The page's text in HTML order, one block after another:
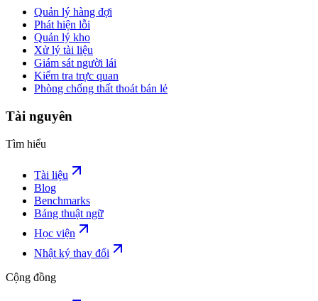
Quản lý hàng đợi
Phát hiện lỗi
Quản lý kho
Xử lý tài liệu
Giám sát người lái
Kiểm tra trực quan
Phòng chống thất thoát bán lẻ
Tài nguyên
Tìm hiểu
Tài liệu
Blog
Benchmarks
Bảng thuật ngữ
Học viện
Nhật ký thay đổi
Cộng đồng